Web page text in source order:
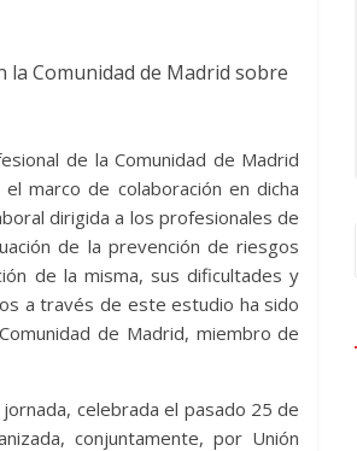
la Comunidad de Madrid sobre
de la Comunidad de Madrid
marco de colaboración en dicha
dirigida a los profesionales de
de la prevención de riesgos
de la misma, sus dificultades y
a través de este estudio ha sido
de Madrid, miembro de
celebrada el pasado 25 de
conjuntamente, por Unión